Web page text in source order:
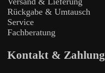
Rückgabe & Umtausch
Service
Fachberatung
Kontakt & Zahlung